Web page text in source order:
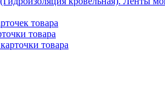
товара
товара
товара